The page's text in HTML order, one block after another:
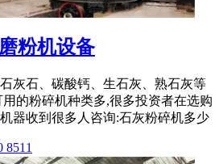
粉机设备
灰石、碳酸钙、生石灰、熟石灰等
的粉碎机种类多,很多投资者在选购
器收到很多人咨询:石灰粉碎机多少
8511